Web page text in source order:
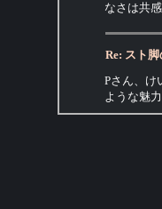
なさは共
Re: スト
Pさん、け
ような魅